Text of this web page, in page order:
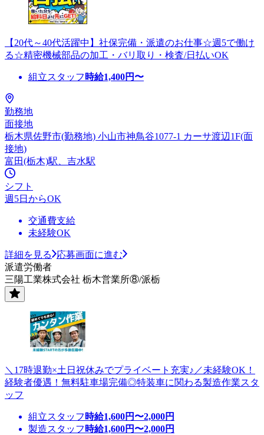
【20代～40代活躍中】社保完備・派遣のお仕事☆週5で働け
る☆精密機械部品の加工・バリ取り・検査/日払いOK
組立スタッフ 時給1,400円〜
勤務地
面接地
栃木県佐野市(勤務地) 小山市神鳥谷1077-1 カーサ渡辺1F(面
接地)
富田(栃木)駅、吉水駅
シフト
週5日からOK
交通費支給
未経験OK
詳細を見る
応募画面に進む
派遣労働者
三陽工業株式会社 栃木営業所⑧/派栃
＼17時退勤×土日祝休みでプライベート充実♪／未経験OK！
経験者優遇！無料駐車場完備◎特装車に関わる製造作業スタ
ッフ
組立スタッフ 時給1,600円〜2,000円
製造スタッフ 時給1,600円〜2,000円